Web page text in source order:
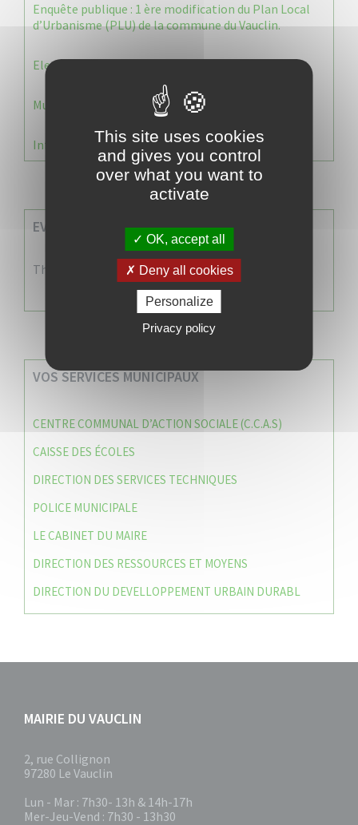
Enquête publique : 1 ère modification du Plan Local
d’Urbanisme (PLU) de la commune du Vauclin.
Election 2026 : Commission de contrôle
Municipale 2026 : Transfert du Bureau de Vote n°2
Information Élections – Carte Électorale
EVENEMENTS A VENIR
There are no events
VOS SERVICES MUNICIPAUX
CENTRE COMMUNAL D’ACTION SOCIALE (C.C.A.S)
CAISSE DES ÉCOLES
DIRECTION DES SERVICES TECHNIQUES
POLICE MUNICIPALE
LE CABINET DU MAIRE
DIRECTION DES RESSOURCES ET MOYENS
DIRECTION DU DEVELLOPPEMENT URBAIN DURABL
MAIRIE DU VAUCLIN
2, rue Collignon
97280 Le Vauclin
Lun - Mar : 7h30- 13h & 14h-17h
Mer-Jeu-Vend : 7h30 - 13h30
This site uses cookies
and gives you control
over what you want to
activate
OK, accept all
Deny all cookies
Personalize
Privacy policy